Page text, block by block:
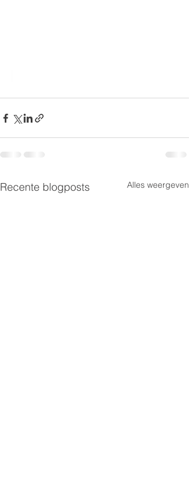
Recente blogposts Alles weergeven